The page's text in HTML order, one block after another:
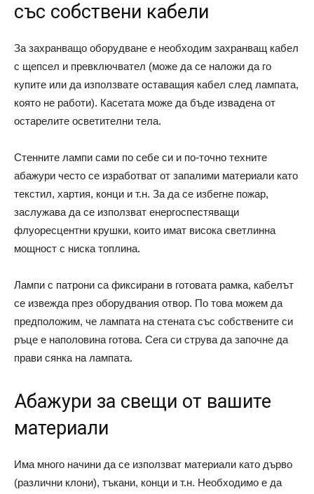
със собствени кабели
За захранващо оборудване е необходим захранващ кабел
с щепсел и превключвател (може да се наложи да го
купите или да използвате оставащия кабел след лампата,
която не работи). Касетата може да бъде извадена от
остарелите осветителни тела.
Стенните лампи сами по себе си и по-точно техните
абажури често се изработват от запалими материали като
текстил, хартия, конци и т.н. За да се избегне пожар,
заслужава да се използват енергоспестяващи
флуоресцентни крушки, които имат висока светлинна
мощност с ниска топлина.
Лампи с патрони са фиксирани в готовата рамка, кабелът
се извежда през оборудвания отвор. По това можем да
предположим, че лампата на стената със собствените си
ръце е наполовина готова. Сега си струва да започне да
прави сянка на лампата.
Абажури за свещи от вашите
материали
Има много начини да се използват материали като дърво
(различни клони), тъкани, конци и т.н. Необходимо е да